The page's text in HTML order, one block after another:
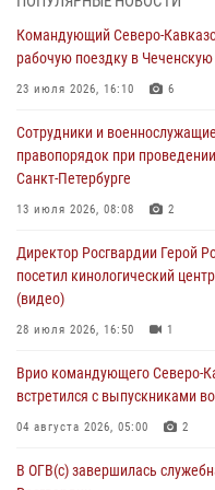
оздоровительных услуг
05 августа 2026, 13:20
посетили мастер-класс по
05 августа 2026, 13:00 3
Офицеры Росгвардии и
05 августа 2026, 12:40
Росгвардейцы приняли
посвящённой 83‑й годовщине
05 августа 2026, 12:13 1
Командующий Северо-
рабочую поездку в
23 июля 2026, 16:10 6
Сотрудники и
правопорядок при
Санкт-Петербурге
13 июля 2026, 08:08 2
Директор Росгвардии Герой
посетил кинологический
(видео)
28 июля 2026, 16:50 1
Врио командующего Северо-
встретился с выпускниками
04 августа 2026, 05:00 2
В ОГВ(с) завершилась